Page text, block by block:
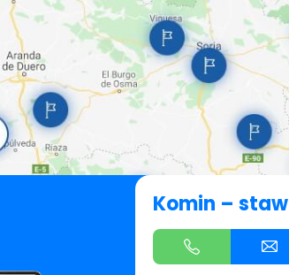
Komin – staw